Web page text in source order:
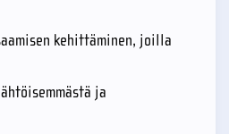
kehittäminen, joilla
ja